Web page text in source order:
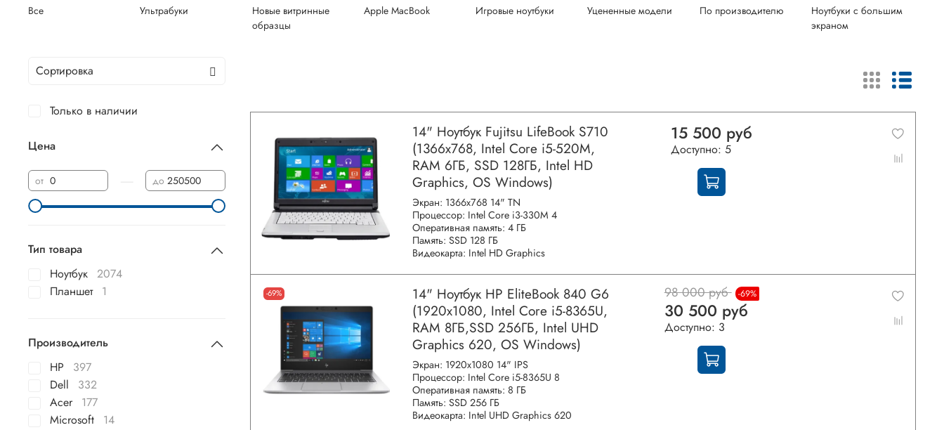
Все Ультрабуки
Новые витринные
образцы
Apple MacBook Игровые ноутбуки Уцененные модели По производителю
Ноутбуки с большим
экраном
14" Ноутбук Fujitsu LifeBook S710
(1366x768, Intel Core i5-520M,
RAM 6ГБ, SSD 128ГБ, Intel HD
Graphics, OS Windows)
Экран: 1366x768 14" TN
Процессор: Intel Core i3-330M 4
Оперативная память: 4 ГБ
Память: SSD 128 ГБ
Видеокарта: Intel HD Graphics
15 500 руб
Доступно: 5
-69%
14" Ноутбук HP EliteBook 840 G6
(1920x1080, Intel Core i5-8365U,
RAM 8ГБ,SSD 256ГБ, Intel UHD
Graphics 620, OS Windows)
Экран: 1920x1080 14" IPS
Процессор: Intel Core i5-8365U 8
Оперативная память: 8 ГБ
Память: SSD 256 ГБ
Видеокарта: Intel UHD Graphics 620
98 000 руб -69%
30 500 руб
Доступно: 3
Только в наличии
Цена
от до
Тип товара
Ноутбук 2074
Планшет 1
Производитель
HP
397
Dell
332
Acer 177
Microsoft
14